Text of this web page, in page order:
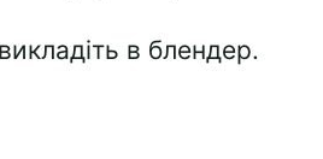
в блендер.